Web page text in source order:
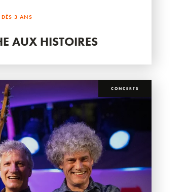
3 ANS
AUX HISTOIRES
CONCERTS